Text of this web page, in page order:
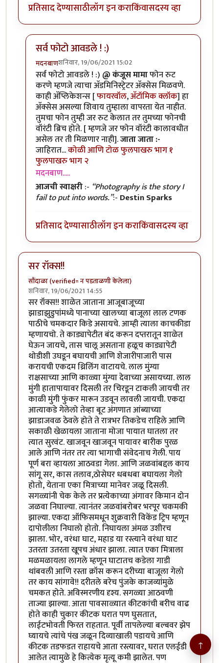
प्रतिसाद देण्यासाठीलॉग इन कराकिंवासदस्य व्हा
सर्व फोटो आवडले ! :)
मदनबाणशनिवार, 19/06/2021 15:02
In reply toमोबाइल रूट करणे?byकंजूस
सर्व फोटो आवडले ! :) @ कंजूस मामाफोन रुट
करणे म्हणजे त्याचा अ‍ॅडमिनिस्ट्रेटर अ‍ॅक्सेस मिळवणे.
काही अ‍ॅप्लिकेशन्स [फायरवॉल,अ‍ॅटॉमिक क्लॉक] हा
अ‍ॅक्सेस असल्या शिवाय तुम्हाला वापरता येत नाहीत.
तुमचा फोन तुम्ही जर रुट केलात तर तुमच्या फोनची
वॉरंटी ब्रिच होते. [ म्हणजे जर फोन वॉरंटी कालावधीत
असेल तर ती मिळणार नाही].जाता जाता :-
जाहिरात...कोळी आणि टोळफुलपाखरु भाग १
फुलपाखरु भाग २
मदनबाण.....
आजची स्वाक्षरी:- “Photography is the story I
fail to put into words.”:- Destin Sparks
प्रतिसाद देण्यासाठीलॉग इन कराकिंवासदस्य व्हा
सर रॉक्स!!
सौंदाळा (verified= न पडताळणी केलेला)
शनिवार, 19/06/2021 14:55
सर रॉक्स!! शाळेत जाताना आजूबाजूच्या
झाडाझुडुपांमध्ये पानाच्या खालच्या बाजूला लाल टणक
पाठीचे चमकदार किडे असायचे. आम्ही त्याला काचकीडा
म्हणायचो. ते काड्यापेटीत बंद करून दप्तरातून शाळेत
घेऊन जायचे, तास चालू असताना हळूच काड्यापेटी
थोडीशी उघडून बघायची आणि शेजारीपाजारी पास
करायची एकदम थ्रिलिंग वाटायचे. लाल मुंग्या
राक्षसाच्या आणि काळ्या मुंग्या देवाच्या असायच्या. लाल
मुंगी हातापायावर दिसली तर चिरडून टाकली जायची तर
काळी मुंगी फुंकर मारून उडवून लावली जायची. एकदा
आत्याकडे गेलेलो तेव्हा बूट अंगणात आंब्याच्या
झाडाजवळ ठेवले होते ते रात्रभर तिकडेच राहिले आणि
सकाळी खेळायला जाताना मोजा पायात घातला तर
त्यात सुरवंट. खाजवून खाजवून पायावर बारीक पुरळ
आले आणि नंतर तर त्या भागाची संवेदनाच गेली. पाय
पूर्ण बरा व्हायला आठवडा गेला. आणि जळवांबद्दल काय
सांगू सर, कास तलाव,ठोसेघर धबधबा बघायला गेलो
होतो, येताना एका मित्राच्या मानेवर जळू दिसली.
सगळ्यांनी चेक केले तर प्रत्येकाच्या अंगावर किमान दोन
जळवा निघाल्या. त्यानंतर जळवांबरोबर भरपूर चकमकी
झाल्या. एकदा ऑफिसमधून शुक्रवारी विकेंड ट्रिप म्हणून
दापोलीला निघालो होतो. निघायला अंमळ उशीरच
झाला. भोर, वरंधा घाट, महाड या रस्त्याने वरंधा घाट
उतरता उतरता खूपच अंधार झाला. त्यात एका मित्राला
मळमळायला लागले म्हणून घाटातच कडेला गाडी
थांबवली आणि रस्ता क्रॉस करून दरीच्या बाजूला गेलो
तर काय सांगावे!! दरीतले बरेच पुंजके काजव्यांमुळे
चमकत होते. अविस्मरणीय दृश्य. सगळ्या आठवणी
ताज्या झाल्या. आता पावसाळ्यात कीटकांची बरीच वाढ
होते काही चुकार कीटक घरात पण घुसतात,
लाईटभोवती फिरत राहतात. पूर्वी तापलेल्या बल्बवर झेप
घ्यायचे त्यांचे पंख जळून दिव्याखाली पडायचे आणि
कीटक तडफडत राहायचे आता रस्त्यावर, घरात एलईडी
आलेत त्यामुळे हे कित्येक मृत्यू कमी झालेत. पण
↑